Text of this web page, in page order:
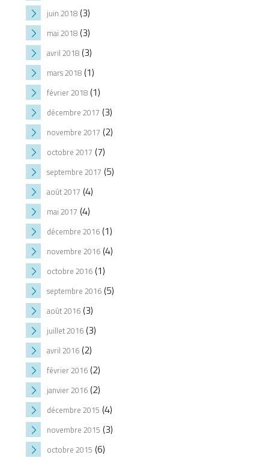
juin 2018(3)
mai 2018(3)
avril 2018(3)
mars 2018(1)
février 2018(1)
décembre 2017 (3)
novembre 2017 (2)
octobre 2017 (7)
septembre 2017 (5)
août 2017 (4)
mai 2017 (4)
décembre 2016(1)
novembre 2016(4)
octobre 2016(1)
septembre 2016(5)
août 2016(3)
juillet 2016(3)
avril 2016(2)
février 2016(2)
janvier 2016(2)
décembre 2015 (4)
novembre 2015 (3)
octobre 2015 (6)